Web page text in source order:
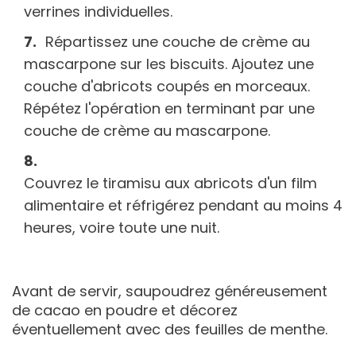
verrines individuelles.
Répartissez une couche de crème au
mascarpone sur les biscuits. Ajoutez une
couche d'abricots coupés en morceaux.
Répétez l'opération en terminant par une
couche de crème au mascarpone.
Couvrez le tiramisu aux abricots d'un film
alimentaire et réfrigérez pendant au moins 4
heures, voire toute une nuit.
Avant de servir, saupoudrez généreusement
de cacao en poudre et décorez
éventuellement avec des feuilles de menthe.